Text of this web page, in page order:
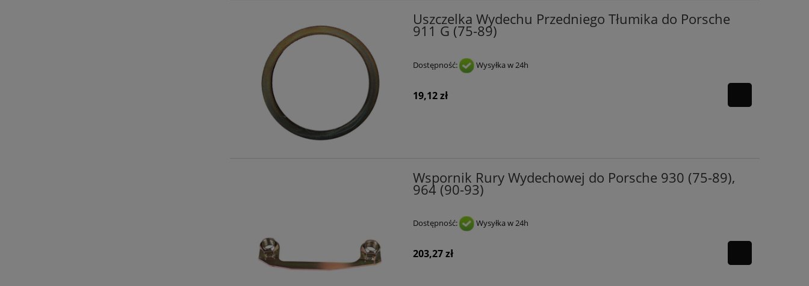
Uszczelka Wydechu Przedniego Tłumika do Porsche
911 G (75-89)
Dostępność: Wysyłka w 24h
19,12 zł
Wspornik Rury Wydechowej do Porsche 930 (75-89),
964 (90-93)
Dostępność: Wysyłka w 24h
203,27 zł